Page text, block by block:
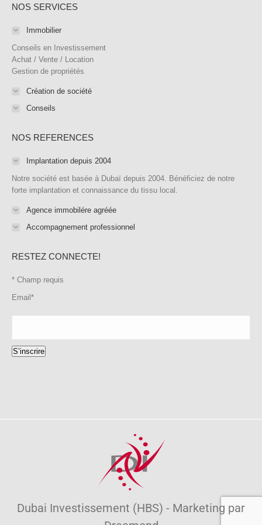
opens
window
opens
in
window
opens
in
window
opens
windownew
NOS SERVICES
Immobilier
Conseils en Investissement
Achat / Vente / Location
Gestion de propriétés
Création de société
Conseils
NOS REFERENCES
Implantation depuis 2004
Notre société est basée à Dubaï depuis 2004. Bénéficiez de notre
forte implantation et connaissance du tissu local.
Agence immobilére agréée
Accompagnement professionnel
RESTEZ CONNECTE!
* Champ requis
Email *
S’inscrire
Dubai Investissement (HBS) - Marketing par